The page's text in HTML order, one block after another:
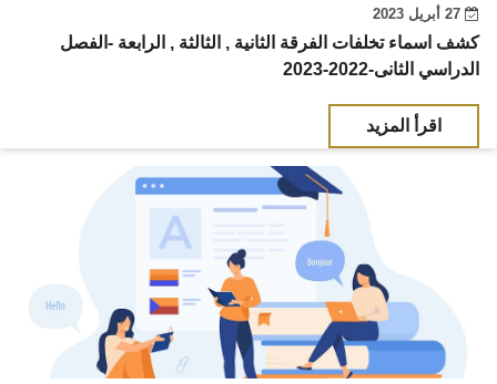
كشف اسماء تخلفات الفرقة الثانية , الثالثة , الرابعة -الفصل
الدراسي الثانى-2022-2023
اقرأ المزيد